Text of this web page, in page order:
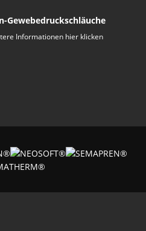
Gewebedruckschläuche
Informationen hier klicken